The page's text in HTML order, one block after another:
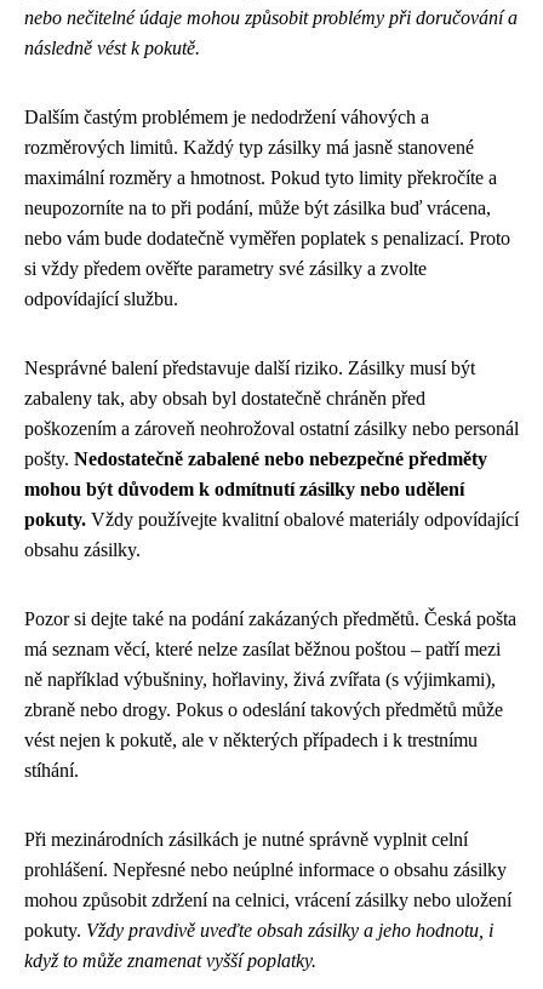
nebo nečitelné údaje mohou způsobit problémy při doručování a
následně vést k pokutě.
Dalším častým problémem je nedodržení váhových a
rozměrových limitů. Každý typ zásilky má jasně stanovené
maximální rozměry a hmotnost. Pokud tyto limity překročíte a
neupozorníte na to při podání, může být zásilka buď vrácena,
nebo vám bude dodatečně vyměřen poplatek s penalizací. Proto
si vždy předem ověřte parametry své zásilky a zvolte
odpovídající službu.
Nesprávné balení představuje další riziko. Zásilky musí být
zabaleny tak, aby obsah byl dostatečně chráněn před
poškozením a zároveň neohrožoval ostatní zásilky nebo personál
pošty. Nedostatečně zabalené nebo nebezpečné předměty
mohou být důvodem k odmítnutí zásilky nebo udělení
pokuty. Vždy používejte kvalitní obalové materiály odpovídající
obsahu zásilky.
Pozor si dejte také na podání zakázaných předmětů. Česká pošta
má seznam věcí, které nelze zasílat běžnou poštou – patří mezi
ně například výbušniny, hořlaviny, živá zvířata (s výjimkami),
zbraně nebo drogy. Pokus o odeslání takových předmětů může
vést nejen k pokutě, ale v některých případech i k trestnímu
stíhání.
Při mezinárodních zásilkách je nutné správně vyplnit celní
prohlášení. Nepřesné nebo neúplné informace o obsahu zásilky
mohou způsobit zdržení na celnici, vrácení zásilky nebo uložení
pokuty. Vždy pravdivě uveďte obsah zásilky a jeho hodnotu, i
když to může znamenat vyšší poplatky.